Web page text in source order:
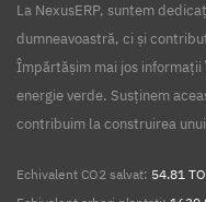
La NexusERP, suntem
dumneavoastră, ci și
Împărtășim mai jos
energie verde. Susținem
contribuim la construirea
Echivalent CO2 salvat: 54.81